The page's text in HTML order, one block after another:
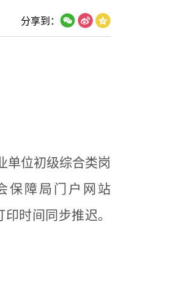
分享到：
单位初级综合类岗
保障局门户网站
时间同步推迟。